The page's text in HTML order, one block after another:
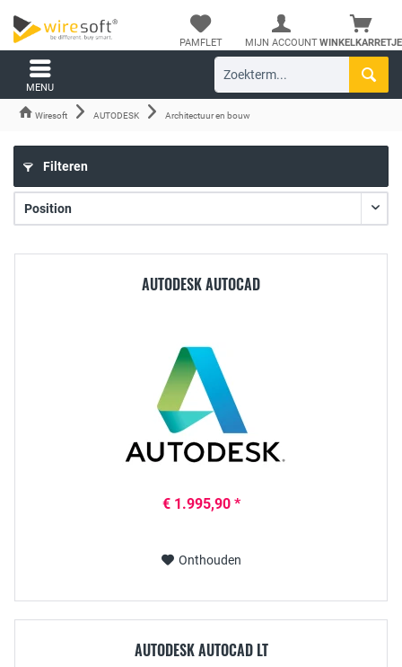
WINKELKARRETJE
PAMFLET MIJN ACCOUNT
MENU
Wiresoft AUTODESK Architectuur en bouw
Filteren
AUTODESK AUTOCAD
€ 1.995,90 *
Onthouden
AUTODESK AUTOCAD LT